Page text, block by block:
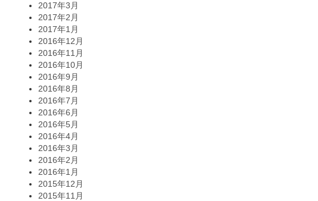
2017年3月
2017年2月
2017年1月
2016年12月
2016年11月
2016年10月
2016年9月
2016年8月
2016年7月
2016年6月
2016年5月
2016年4月
2016年3月
2016年2月
2016年1月
2015年12月
2015年11月